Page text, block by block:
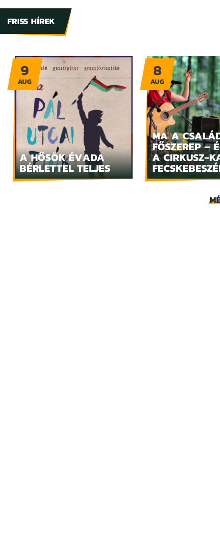
FRISS HÍREK
A HŐSÖK ÉVADA
BÉRLETTEL TELJES
9
AUG
MA A
FŐSZEREP –
A CIRKUSZ-
8
AUG